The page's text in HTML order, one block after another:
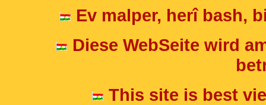
Ev malper, herî bash,
Diese WebSeite wird
This site is best